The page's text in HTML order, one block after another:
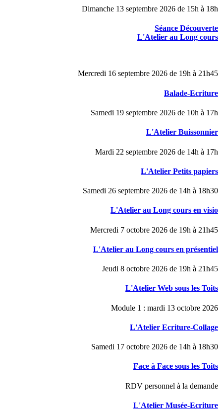
Dimanche 13 septembre 2026 de 15h à 18h
Séance Découverte
L'Atelier au Long cours
Mercredi 16 septembre 2026 de 19h à 21h45
Balade-Ecriture
Samedi 19 septembre 2026 de 10h à 17h
L'Atelier Buissonnier
Mardi 22 septembre 2026 de 14h à 17h
L'Atelier Petits papiers
Samedi 26 septembre 2026 de 14h à 18h30
L'Atelier au Long cours en visio
Mercredi 7 octobre 2026 de 19h à 21h45
L'Atelier au Long cours en présentiel
Jeudi 8 octobre 2026 de 19h à 21h45
L'Atelier Web sous les Toits
Module 1 : mardi 13 octobre 2026
L'Atelier Ecriture-Collage
Samedi 17 octobre 2026 de 14h à 18h30
Face à Face sous les Toits
RDV personnel à la demande
L'Atelier Musée-Ecriture